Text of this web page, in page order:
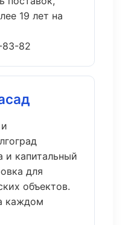
19 лет на
83-82
и капитальный
для
объектов.
каждом